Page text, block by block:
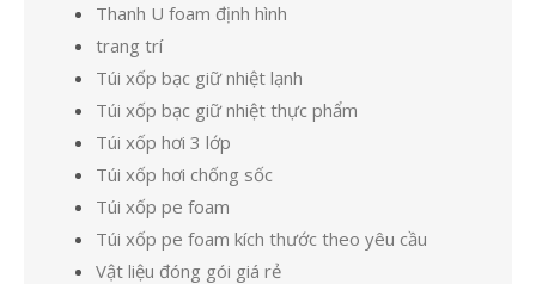
Thanh U foam định hình
trang trí
Túi xốp bạc giữ nhiệt lạnh
Túi xốp bạc giữ nhiệt thực phẩm
Túi xốp hơi 3 lớp
Túi xốp hơi chống sốc
Túi xốp pe foam
Túi xốp pe foam kích thước theo yêu cầu
Vật liệu đóng gói giá rẻ